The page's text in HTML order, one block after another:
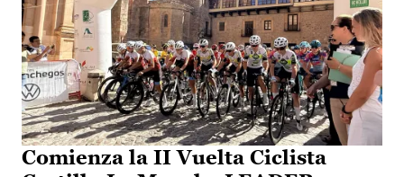
Comienza la II Vuelta Ciclista